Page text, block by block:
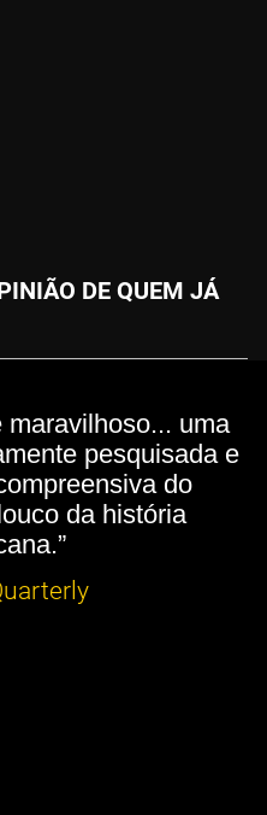
DE QUEM JÁ
uma
pesquisada e
do
da história